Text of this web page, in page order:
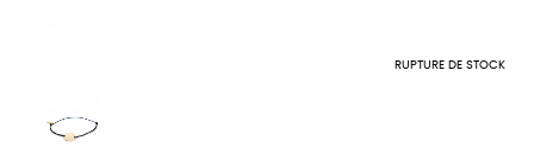
RUPTURE DE STOCK